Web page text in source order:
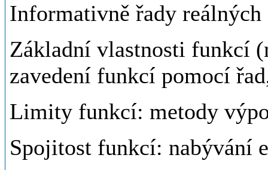
Informativně řady reálných
Základní vlastnosti funkcí
zavedení funkcí pomocí
Limity funkcí: metody
Spojitost funkcí: nabývání